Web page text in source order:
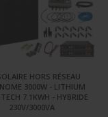
HORS RÉSEAU
3000W - LITHIUM
7.1KWH - HYBRIDE
230V/3000VA